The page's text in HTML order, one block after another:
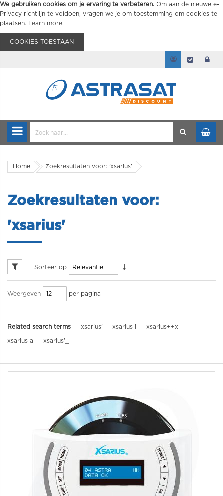
We gebruiken cookies om je ervaring te verbeteren. Om aan de nieuwe e-
Privacy richtlijn te voldoen, vragen we je om toestemming om cookies te
plaatsen.
Learn more.
COOKIES TOESTAAN
Home Zoekresultaten voor: 'xsarius'
Zoekresultaten voor:
'xsarius'
Sorteer op
Weergeven per pagina
Related search terms xsarius' xsarius i xsarius++x
xsarius a xsarius'_